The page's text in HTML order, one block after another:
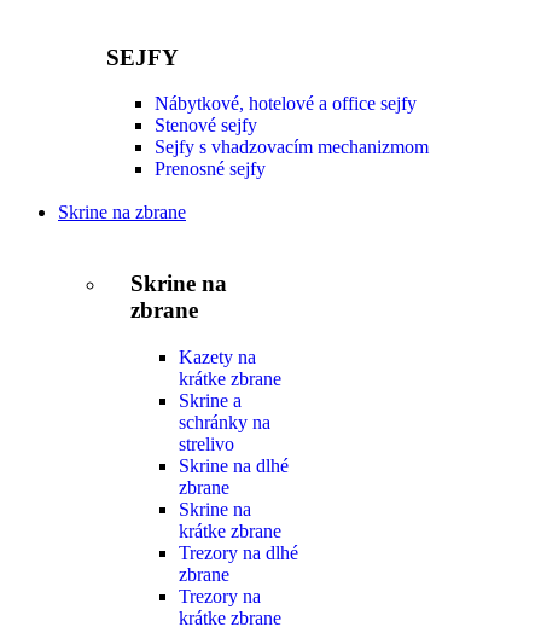
SEJFY
Nábytkové, hotelové a office sejfy
Stenové sejfy
Sejfy s vhadzovacím mechanizmom
Prenosné sejfy
Skrine na zbrane
Skrine na
zbrane
Kazety na
krátke zbrane
Skrine a
schránky na
strelivo
Skrine na dlhé
zbrane
Skrine na
krátke zbrane
Trezory na dlhé
zbrane
Trezory na
krátke zbrane